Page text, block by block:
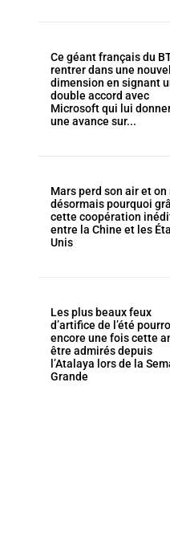
Ce géant français du
rentrer dans une
dimension en signant
double accord avec
Microsoft qui lui
une avance sur...
Mars perd son air et on
désormais pourquoi
cette coopération
entre la Chine et les
Unis
Les plus beaux feux
d’artifice de l’été
encore une fois cette
être admirés depuis
l’Atalaya lors de la
Grande